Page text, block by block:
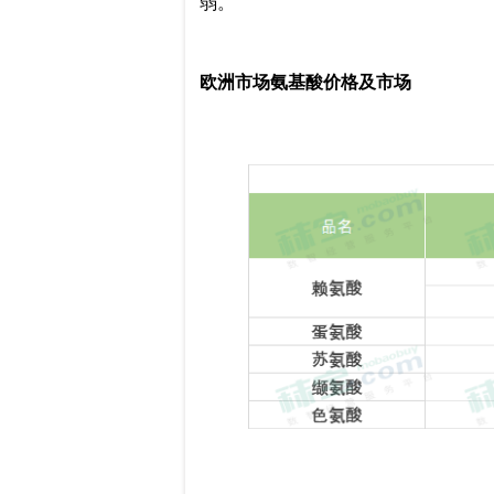
欧洲市场氨基酸价格及市场